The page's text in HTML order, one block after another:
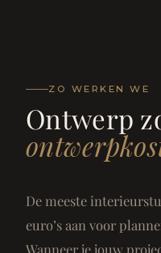
ZO WERKEN WE
Ontwerp
De meeste
euro’s aan voor
Wanneer je jouw